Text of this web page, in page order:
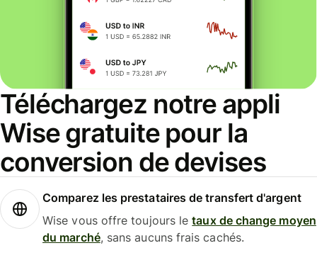
Téléchargez notre appli
Wise gratuite pour la
conversion de devises
Comparez les prestataires de transfert d'argent
Wise vous offre toujours letaux de change moyen
du marché, sans aucuns frais cachés.